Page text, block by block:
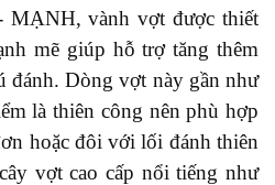
MẠNH, vành vợt được thiết
mẽ giúp hỗ trợtăng thêm
đánh. Dòng vợt này gần như
là thiên công nên phù hợp
hoặc đôi với lối đánh thiên
vợtcao cấp nổi tiếng như